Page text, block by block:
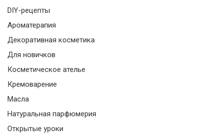
DIY-рецепты
Ароматерапия
Декоративная косметика
Для новичков
Косметическое ателье
Кремоварение
Масла
Натуральная парфюмерия
Открытые уроки